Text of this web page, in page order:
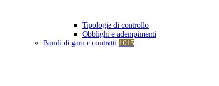
Tipologie di controllo
Obblighi e adempimenti
Bandi di gara e contratti 1015